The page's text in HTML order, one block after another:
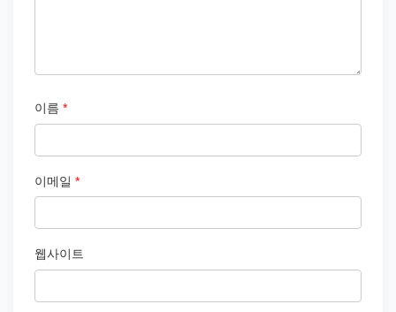
이름 *
이메일 *
웹사이트